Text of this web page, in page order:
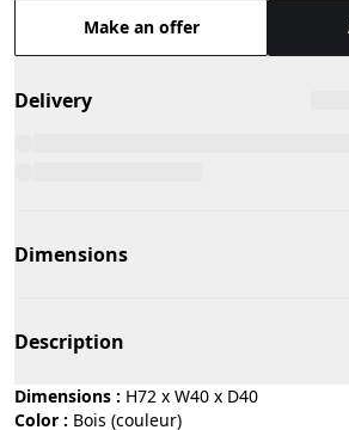
Make an offer
Delivery
Dimensions
Description
Dimensions : H72 x W40 x D40
Color :
bois (couleur)